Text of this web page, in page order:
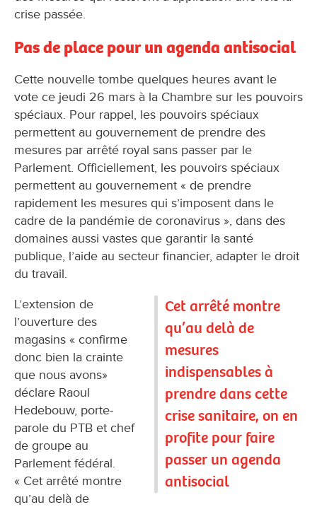
crise passée.
Pas de place pour un agenda antisocial
Cette nouvelle tombe quelques heures avant le
vote ce jeudi 26 mars à la Chambre sur les pouvoirs
spéciaux. Pour rappel, les pouvoirs spéciaux
permettent au gouvernement de prendre des
mesures par arrêté royal sans passer par le
Parlement. Officiellement, les pouvoirs spéciaux
permettent au gouvernement « de prendre
rapidement les mesures qui s’imposent dans le
cadre de la pandémie de coronavirus », dans des
domaines aussi vastes que garantir la santé
publique, l’aide au secteur financier, adapter le droit
du travail.
Cet arrêté montre
qu’au delà de
mesures
indispensables à
prendre dans cette
crise sanitaire, on en
profite pour faire
passer un agenda
antisocial
L’extension de
l’ouverture des
magasins « confirme
donc bien la crainte
que nous avons»
déclare Raoul
Hedebouw, porte-
parole du PTB et chef
de groupe au
Parlement fédéral.
« Cet arrêté montre
qu’au delà de